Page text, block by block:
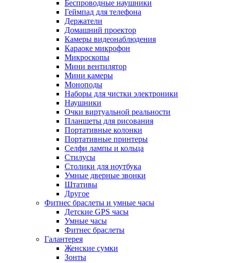
Беспроводные наушники
Геймпад для телефона
Держатели
Домашний проектор
Камеры видеонаблюдения
Караоке микрофон
Микроскопы
Мини вентилятор
Мини камеры
Моноподы
Наборы для чистки электроники
Наушники
Очки виртуальной реальности
Планшеты для рисования
Портативные колонки
Портативные принтеры
Селфи лампы и кольца
Стилусы
Столики для ноутбука
Умные дверные звонки
Штативы
Другое
Фитнес браслеты и умные часы
Детские GPS часы
Умные часы
Фитнес браслеты
Галантерея
Женские сумки
Зонты